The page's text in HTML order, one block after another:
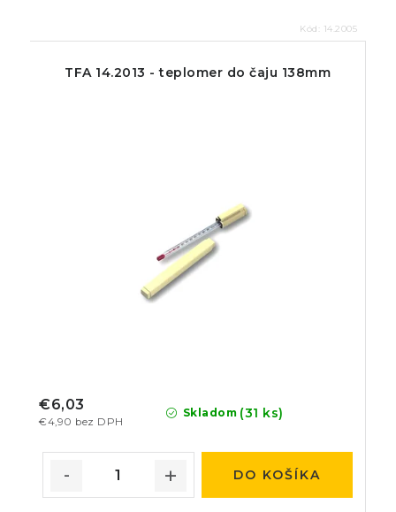
Kód: 14.2005
TFA 14.2013 - teplomer do čaju 138mm
Skladom (31 ks)
€4,90 bez DPH
€6,03
DO KOŠÍKA